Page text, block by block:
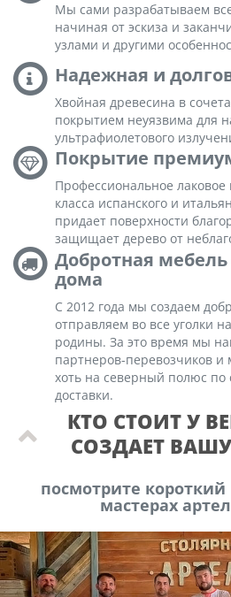
Мы сами разрабатываем
начиная от эскиза и
узлами и другими
Надежная и
Хвойная древесина в
покрытием неуязвима для
ультрафиолетового
Покрытие
Профессиональное
класса испанского и
придает поверхности
защищает дерево от
Добротная мебель
дома
С 2012 года мы создаем
отправляем во все уголки
родины. За это время мы
партнеров-перевозчиков и
хоть на северный полюс
доставки.
КТО СТОИТ У
СОЗДАЕТ
посмотрите
мастерах